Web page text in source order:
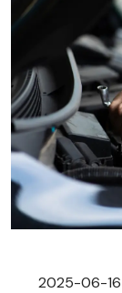
2025-06-